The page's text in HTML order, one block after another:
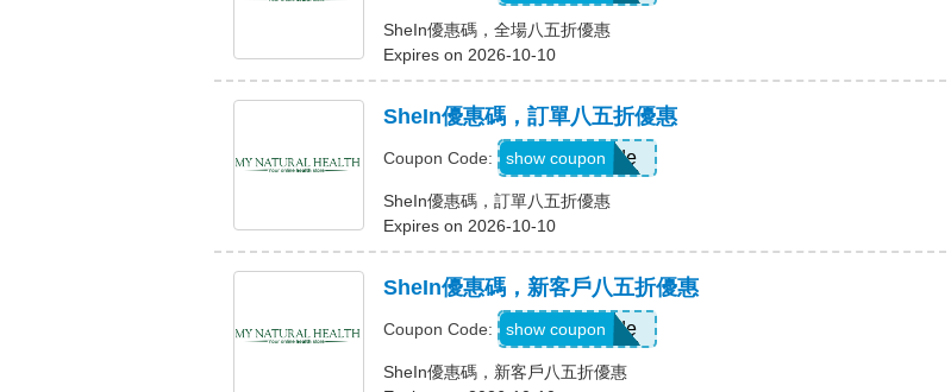
SheIn優惠碼，全場八五折優惠
Expires on 2026-10-10
SheIn優惠碼，訂單八五折優惠
Coupon Code: Show Code
show coupon
SheIn優惠碼，訂單八五折優惠
Expires on 2026-10-10
SheIn優惠碼，新客戶八五折優惠
Coupon Code: Show Code
show coupon
SheIn優惠碼，新客戶八五折優惠